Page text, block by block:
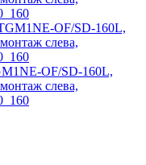
OF/SD-160L,
слева,